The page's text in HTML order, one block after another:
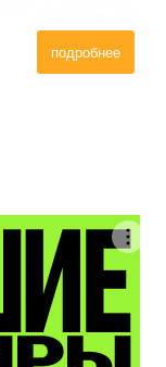
подробнее